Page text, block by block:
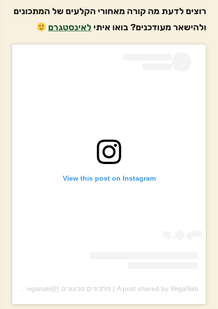
רוצים לדעת מה קורה מאחורי הקלעים של המתכונים
ולהישאר מעודכנים? בואו איתי לאינסטגרם
View this post on Instagram